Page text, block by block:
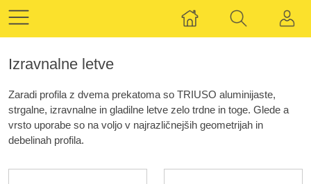
Izravnalne letve
Zaradi profila z dvema prekatoma so TRIUSO aluminijaste,
strgalne, izravnalne in gladilne letve zelo trdne in toge. Glede a
vrsto uporabe so na voljo v najrazličnejših geometrijah in
debelinah profila.